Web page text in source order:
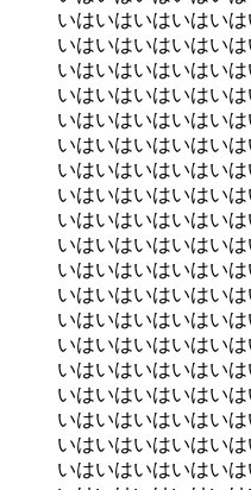
いはいはいはいはい
いはいはいはいはい
いはいはいはいはい
いはいはいはいはい
いはいはいはいはい
いはいはいはいはい
いはいはいはいはい
いはいはいはいはい
いはいはいはいはい
いはいはいはいはい
いはいはいはいはい
いはいはいはいはい
いはいはいはいはい
いはいはいはいはい
いはいはいはいはい
いはいはいはいはい
いはいはいはいはい
いはいはいはいはい
いはいはいはいはい